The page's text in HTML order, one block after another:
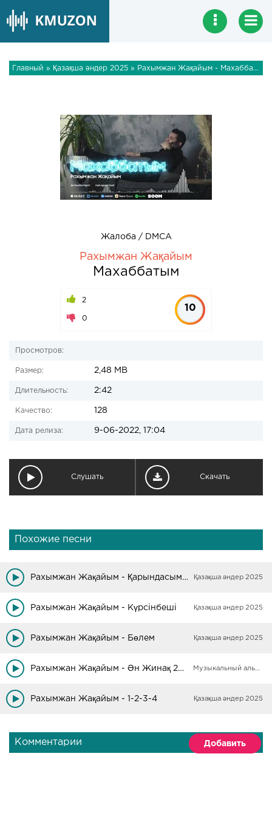
Главный » Қазақша әндер 2025 » Рахымжан Жақайым - Махаббатым
Жалоба / DMCA
Рахымжан Жақайым
Махаббатым
2
0
10
Просмотров:
Размер: 2,48 MB
Длительность: 2:42
Качество: 128
Дата релиза: 9-06-2022, 17:04
Слушать Скачать
Похожие песни
Рахымжан Жақайым - Қарындасым ай Қазақша әндер 2025
Рахымжан Жақайым - Күрсінбеші Қазақша әндер 2025
Рахымжан Жақайым - Бөлем Қазақша әндер 2025
Рахымжан Жақайым - Ән Жинақ 2018-2019 Музыкальный альбом 2021
Рахымжан Жақайым - 1-2-3-4 Қазақша әндер 2025
Комментарии Добавить